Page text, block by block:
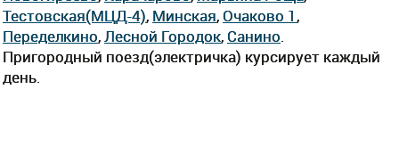
Тестовская(МЦД-4), Минская,Очаково 1 ,
Переделкино, Лесной Городок, Санино
Пригородный поезд(электричка) курсирует каждый
день.